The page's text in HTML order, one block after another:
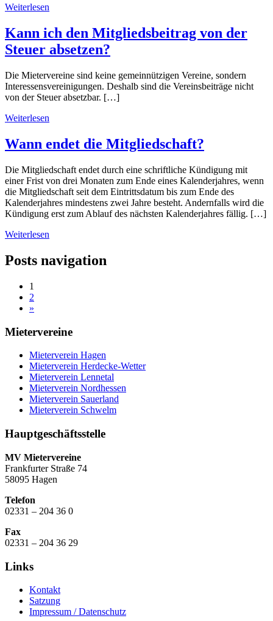
Weiterlesen
Kann ich den Mitgliedsbeitrag von der
Steuer absetzen?
Die Mietervereine sind keine gemeinnützigen Vereine, sondern
Interessensvereinigungen. Deshalb sind die Vereinsbeiträge nicht
von der Steuer absetzbar. […]
Weiterlesen
Wann endet die Mitgliedschaft?
Die Mitgliedschaft endet durch eine schriftliche Kündigung mit
einer Frist von drei Monaten zum Ende eines Kalenderjahres, wenn
die Mitgliedschaft seit dem Eintrittsdatum bis zum Ende des
Kalenderjahres mindestens zwei Jahre besteht. Andernfalls wird die
Kündigung erst zum Ablauf des nächsten Kalenderjahres fällig. […]
Weiterlesen
Posts navigation
1
2
»
Mietervereine
Mieterverein Hagen
Mieterverein Herdecke-Wetter
Mieterverein Lennetal
Mieterverein Nordhessen
Mieterverein Sauerland
Mieterverein Schwelm
Hauptgeschäftsstelle
MV Mietervereine
Frankfurter Straße 74
58095 Hagen
Telefon
02331 – 204 36 0
Fax
02331 – 204 36 29
Links
Kontakt
Satzung
Impressum / Datenschutz